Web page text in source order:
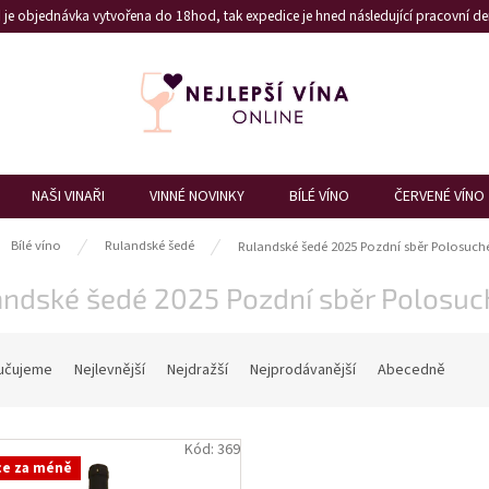
objednávka vytvořena do 18hod, tak expedice je hned následující pracovní
NAŠI VINAŘI VINNÉ NOVINKY BÍLÉ VÍNO ČERVENÉ VÍNO
Bílé víno Rulandské šedé Rulandské šedé 2025 Pozdní sběr
šedé 2025 Pozdní sběr
Nejlevnější Nejdražší Nejprodávanější Abecedně
za méně
Kód: 369